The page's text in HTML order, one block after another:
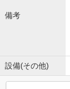
備考
設備(その他)